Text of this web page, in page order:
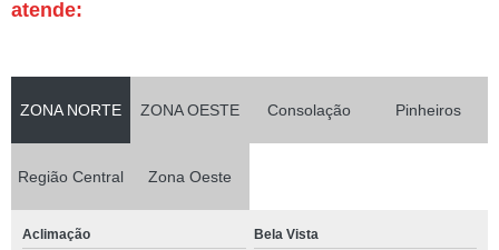
atende:
ZONA NORTE ZONA OESTE Consolação Pinheiros
Região Central Zona Oeste
Aclimação Bela Vista